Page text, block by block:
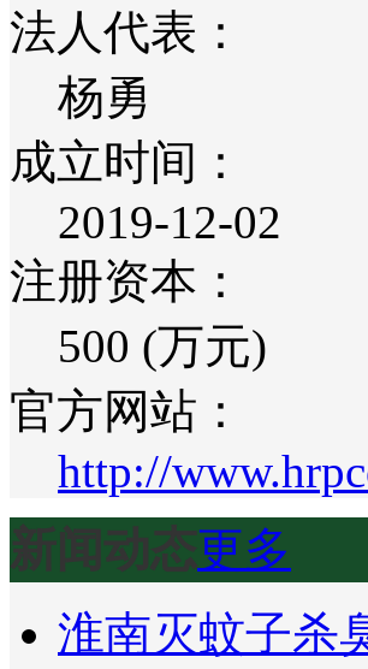
法人代表：
杨勇
成立时间：
2019-12-02
注册资本：
500 (万元)
官方网站：
http://
新闻动态更多
淮南灭蚊子杀